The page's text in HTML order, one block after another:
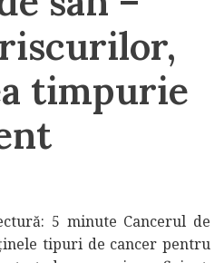
timpurie
5 minute Cancerul de
tipuri de cancer pentru